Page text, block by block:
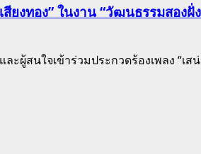
งทอง” ในงาน “วัฒนธรรมสองฝั่
เข้าร่วมประกวดร้องเพลง “เสน่ห์